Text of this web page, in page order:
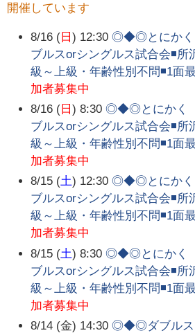
開催しています
8/16 ( 日) 12:30 ◎◆◎とにかく
ブルスorシングルス試合会◾所
級～上級・年齢性別不問◾1面
加者募集中
8/16 ( 日) 8:30 ◎◆◎とにかく
ブルスorシングルス試合会◾所
級～上級・年齢性別不問◾1面
加者募集中
8/15 (土) 12:30 ◎◆◎とにかく
ブルスorシングルス試合会◾所
級～上級・年齢性別不問◾1面
加者募集中
8/15 (土) 8:30 ◎◆◎とにかく
ブルスorシングルス試合会◾所
級～上級・年齢性別不問◾1面
加者募集中
8/14 (金) 14:30 ◎◆◎ダブルス